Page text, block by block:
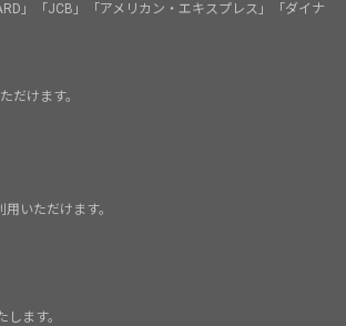
」「JCB」「アメリカン・エキスプレス」「ダイナ
だけます。
いただけます。
します。